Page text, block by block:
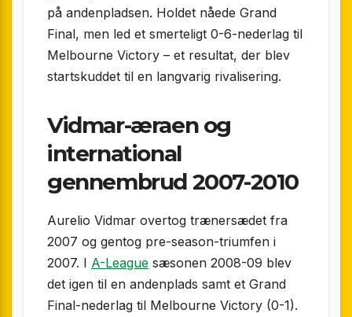
på andenpladsen. Holdet nåede Grand
Final, men led et smerteligt 0-6-nederlag til
Melbourne Victory – et resultat, der blev
startskuddet til en langvarig rivalisering.
Vidmar-æraen og
international
gennembrud 2007-2010
Aurelio Vidmar overtog trænersædet fra
2007 og gentog pre-season-triumfen i
2007. I A-League sæsonen 2008-09 blev
det igen til en andenplads samt et Grand
Final-nederlag til Melbourne Victory (0-1).